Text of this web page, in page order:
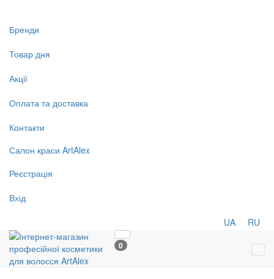
Бренди
Товар дня
Акції
Оплата та доставка
Контакти
Салон краси ArtAlex
Реєстрація
Вхід
UA RU
0